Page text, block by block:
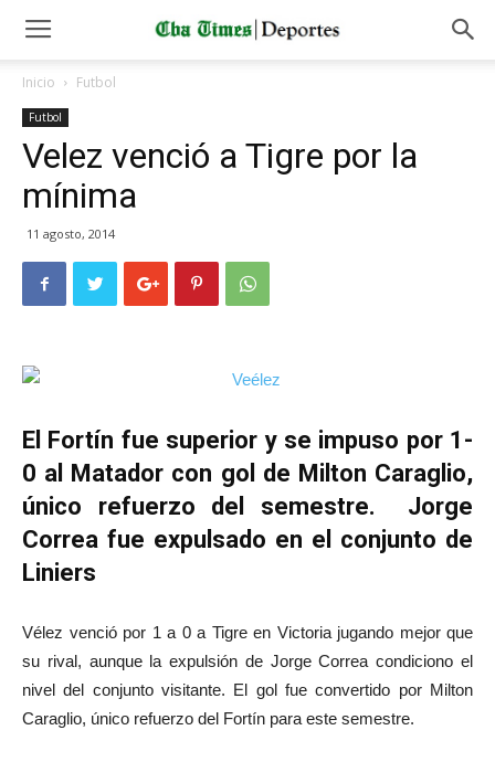
Inicio Futbol
Futbol
Velez venció a Tigre por la
mínima
11 agosto, 2014
El Fortín fue superior y se impuso por 1-
0 al Matador con gol de Milton Caraglio,
único refuerzo del semestre. Jorge
Correa fue expulsado en el conjunto de
Liniers
Vélez venció por 1 a 0 a Tigre en Victoria jugando mejor que
su rival, aunque la expulsión de Jorge Correa condiciono el
nivel del conjunto visitante. El gol fue convertido por Milton
Caraglio, único refuerzo del Fortín para este semestre.